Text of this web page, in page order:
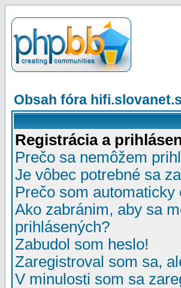
Obsah fóra
Registrácia a
Prečo sa nemôžem
Je vôbec potrebné sa
Prečo som automaticky
Ako zabránim, aby sa
prihlásených?
Zabudol som heslo!
Zaregistroval som sa,
V minulosti som sa